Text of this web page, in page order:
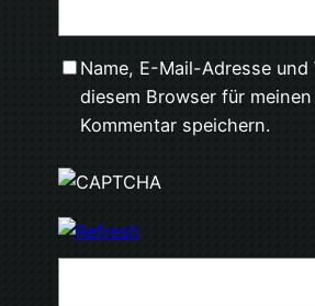
Name, E-Mail-Adresse und
diesem Browser für
Kommentar speichern.